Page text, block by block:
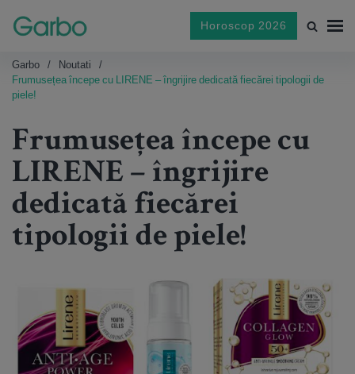
Horoscop 2026
Garbo
Noutati
Frumusețea începe cu LIRENE – îngrijire dedicată fiecărei tipologii de
piele!
Frumusețea începe cu
LIRENE – îngrijire
dedicată fiecărei
tipologii de piele!